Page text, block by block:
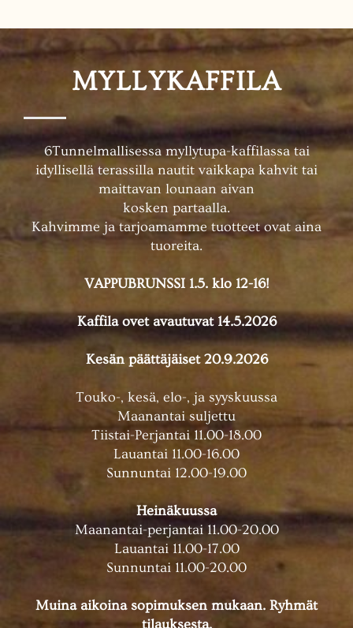
MYLLYKAFFILA
6Tunnelmallisessa myllytupa-kaffilassa tai
idyllisellä terassilla nautit vaikkapa kahvit tai
maittavan lounaan aivan
kosken partaalla.
Kahvimme ja tarjoamamme tuotteet ovat aina
tuoreita.
VAPPUBRUNSSI 1.5. klo 12-16!
Kaffila ovet avautuvat 14.5.2026
Kesän päättäjäiset 20.9.2026
Touko-, kesä, elo-, ja syyskuussa
Maanantai suljettu
Tiistai-Perjantai 11.00-18.00
Lauantai 11.00-16.00
Sunnuntai 12.00-19.00
Heinäkuussa
Maanantai-perjantai 11.00-20.00
Lauantai 11.00-17.00
Sunnuntai 11.00-20.00
Muina aikoina sopimuksen mukaan. Ryhmät
tilauksesta.